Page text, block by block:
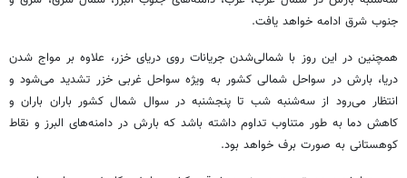
جنوب شرق ادامه خواهد یافت.
همچنین در این روز با شمالی‌شدن جریانات روی دریای خزر، علاوه بر مواج شدن
دریا، بارش در سواحل شمالی کشور به ویژه سواحل غربی خزر تشدید می‌شود و
انتظار می‌رود از سه‌شنبه شب تا پنجشنبه در سوال شمال کشور باران باران و
کاهش دما به طور متناوب تداوم داشته باشد که بارش در دامنه‌های البرز و نقاط
کوهستانی به صورت برف خواهد بود.